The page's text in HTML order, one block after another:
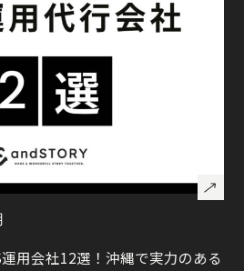
用会社12選！沖縄で実力のある